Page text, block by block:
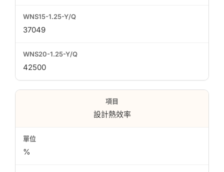
37049
42500
設計熱效率
%